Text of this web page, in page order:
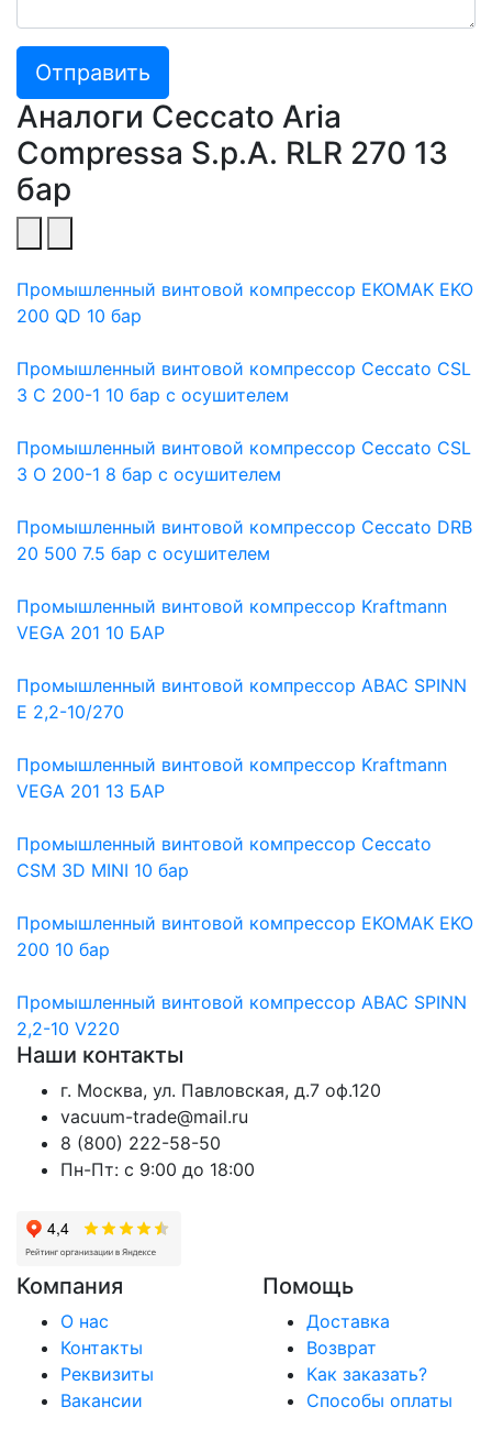
Отправить
Аналоги Ceccato Aria
Compressa S.p.A. RLR 270 13
бар
Промышленный винтовой компрессор EKOMAK EKO
200 QD 10 бар
Промышленный винтовой компрессор Ceccato CSL
3 C 200-1 10 бар с осушителем
Промышленный винтовой компрессор Ceccato CSL
3 O 200-1 8 бар с осушителем
Промышленный винтовой компрессор Ceccato DRB
20 500 7.5 бар с осушителем
Промышленный винтовой компрессор Kraftmann
VEGA 201 10 БАР
Промышленный винтовой компрессор ABAC SPINN
E 2,2-10/270
Промышленный винтовой компрессор Kraftmann
VEGA 201 13 БАР
Промышленный винтовой компрессор Ceccato
CSM 3D MINI 10 бар
Промышленный винтовой компрессор EKOMAK EKO
200 10 бар
Промышленный винтовой компрессор ABAC SPINN
2,2-10 V220
Наши контакты
г. Москва, ул. Павловская, д.7 оф.120
vacuum-trade@mail.ru
8 (800) 222-58-50
Пн-Пт: с 9:00 до 18:00
Компания
О нас
Контакты
Реквизиты
Вакансии
Помощь
Доставка
Возврат
Как заказать?
Способы оплаты